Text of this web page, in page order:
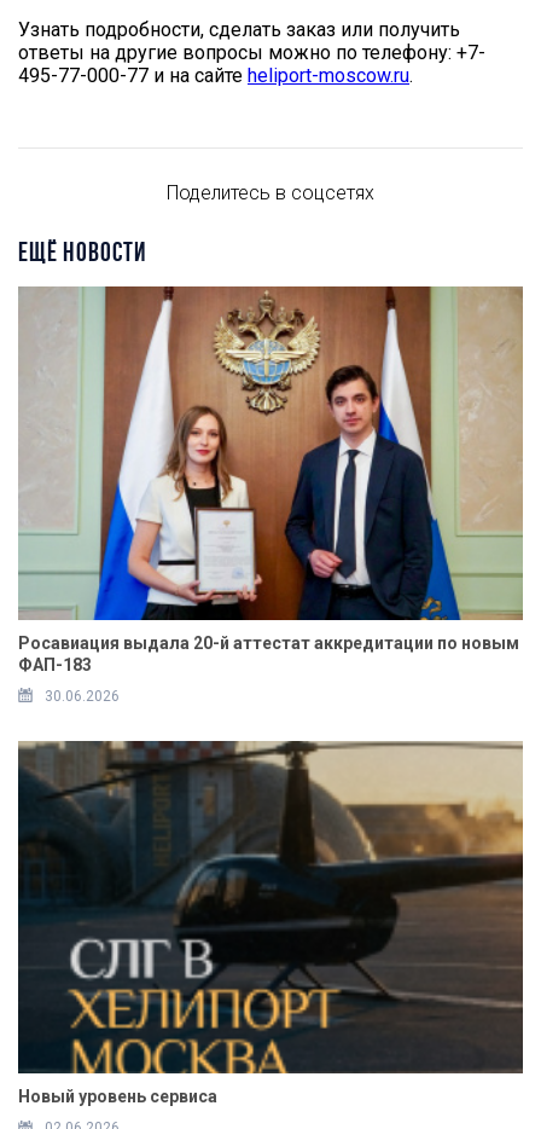
Узнать подробности, сделать заказ или получить
ответы на другие вопросы можно по телефону: +7-
495-77-000-77 и на сайте heliport-moscow.ru.
Поделитесь в соцсетях
ЕЩЁ НОВОСТИ
Росавиация выдала 20-й аттестат аккредитации по новым
ФАП-183
30.06.2026
Новый уровень сервиса